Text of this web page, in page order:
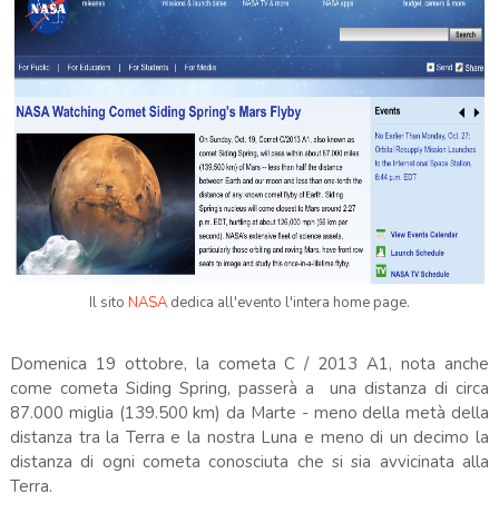
Il sito NASAdedica all'evento l'intera home page.
Domenica 19 ottobre, la cometa C / 2013 A1, nota anche
come cometa Siding Spring, passerà a una distanza di circa
87.000 miglia (139.500 km) da Marte - meno della metà della
distanza tra la Terra e la nostra Luna e meno di un decimo la
distanza di ogni cometa conosciuta che si sia avvicinata alla
Terra.